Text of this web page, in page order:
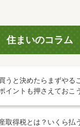
住まいのコラム
うと決めたらまずやる
イントも押さえておこ
取得税とは？いくら払